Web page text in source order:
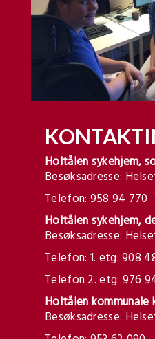
Holtålen sykehjem,
Besøksadresse:
Telefon: 958 94 770
Holtålen sykehjem,
Besøksadresse:
Telefon: 1. etg: 908
Telefon 2. etg: 976
Holtålen kommunale
Besøksadresse: